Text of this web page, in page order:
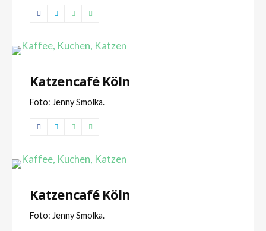
Katzencafé Köln
Foto: Jenny Smolka.
Katzencafé Köln
Foto: Jenny Smolka.